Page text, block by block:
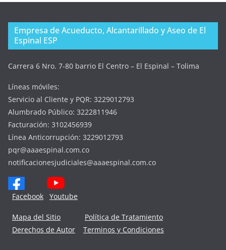
Empresa de Acueducto, Alcantarillado y Aseo de El
Espinal ESP
Carrera 6 Nro. 7-80 barrio El Centro – El Espinal – Tolima
Líneas móviles:
Servicio al Cliente y PQR: 3229012793
Alumbrado Público: 3222811946
Facturación: 3102456939
Línea Anticorrupción: 3229012793
pqr@aaaespinal.com.co
notificacionesjudiciales@aaaespinal.com.co
Facebook Youtube
Mapa del Sitio
Política de Tratamiento
Derechos de Autor
Terminos y Condiciones